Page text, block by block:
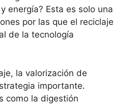
energía? Esta es solo una
por las que el reciclaje
de la tecnología
la valorización de
importante.
como la digestión